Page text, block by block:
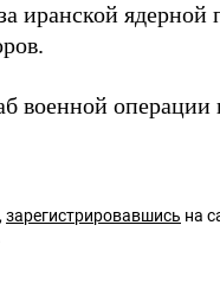
иранской ядерной
военной операции
зарегистрировавшись на